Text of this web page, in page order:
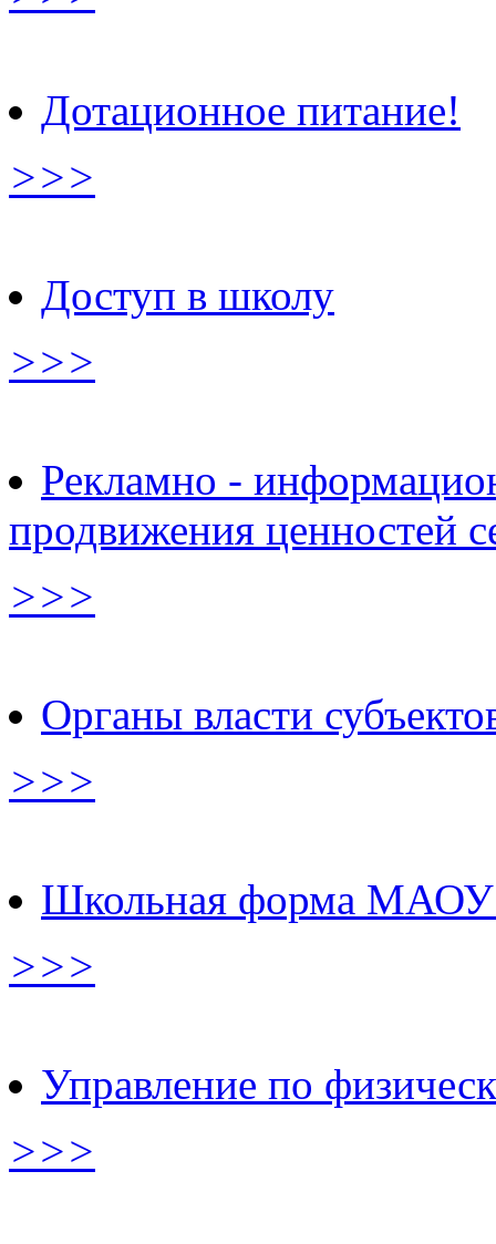
Дотационное питание!
>>>
Доступ в школу
>>>
Рекламно -
продвижения ценностей
>>>
Органы власти
>>>
Школьная форма
>>>
Управление по
>>>